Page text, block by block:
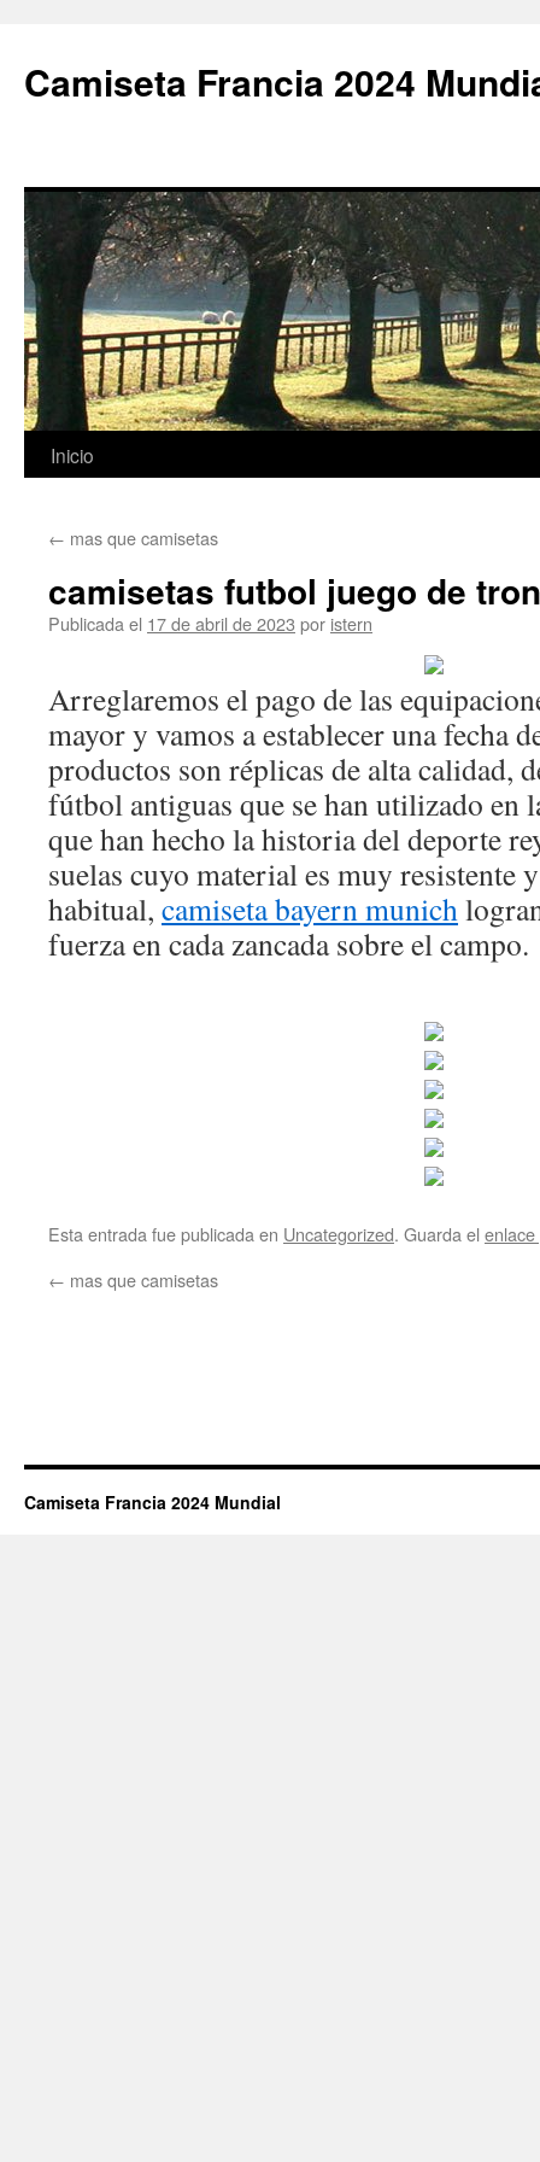
Camiseta Francia 2024
Saltar
contenido
Inicio
← mas que camisetas
camisetas futbol juego de
Publicada el 17 de abril de 2023 por istern
Arreglaremos el pago de las
mayor y vamos a establecer una fecha
productos son réplicas de alta calidad,
fútbol antiguas que se han utilizado en
que han hecho la historia del deporte
suelas cuyo material es muy resistente
habitual, camiseta bayern munich
fuerza en cada zancada sobre el campo.
Esta entrada fue publicada en Uncategorized. Guarda el
← mas que camisetas
Camiseta Francia 2024 Mundial